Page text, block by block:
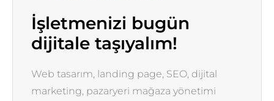
İşletmenizi bugün
dijitale taşıyalım!
Web tasarım, landing page, SEO, dijital
marketing, pazaryeri mağaza yönetimi